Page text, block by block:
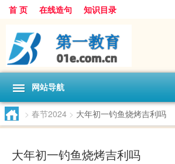
首 页 在线造句 知识目录
网站导航
> 春节2024 > 大年初一钓鱼烧烤吉利吗
大年初一钓鱼烧烤吉利吗